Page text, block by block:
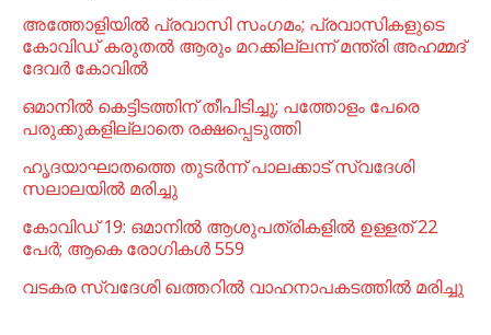
അത്തോളിയിൽ പ്രവാസി സംഗമം; പ്രവാസികളുടെ
കോവിഡ് കരുതൽ ആരും മറക്കില്ലന്ന് മന്ത്രി അഹമ്മദ്
ദേവർ കോവിൽ
ഒമാനില്‍ കെട്ടിടത്തിന് തീപിടിച്ചു; പത്തോളം പേരെ
പരുക്കുകളില്ലാതെ രക്ഷപ്പെടുത്തി
ഹൃദയാഘാതത്തെ തുടർന്ന് പാലക്കാട് സ്വദേശി
സലാലയിൽ മരിച്ചു
കോവിഡ് 19: ഒമാനിൽ ആശുപത്രികളിൽ ഉള്ളത് 22
പേര്‍; ആകെ രോഗികൾ 559
വടകര സ്വദേശി ഖത്തറിൽ വാഹനാപകടത്തിൽ മരിച്ചു